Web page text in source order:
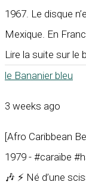
1967. Le disque
Mexique. En
Lire la suite sur le
le Bananier bleu
3 weeks ago
[Afro Caribbean
1979 - #caraïbe
🎶 ⚡ Né d’une